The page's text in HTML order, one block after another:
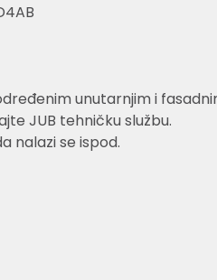
unutarnjim i
JUB tehničku službu.
nalazi se ispod.